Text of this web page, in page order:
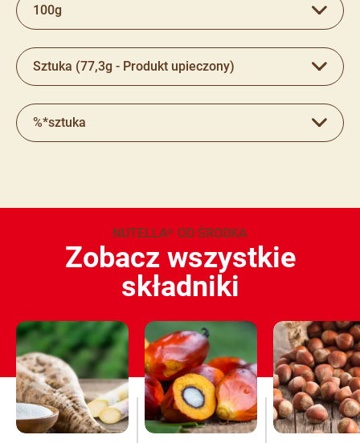
100g
Sztuka (77,3g - Produkt upieczony)
%*sztuka
NUTELLA® OD ŚRODKA
Zobacz wszystkie
składniki